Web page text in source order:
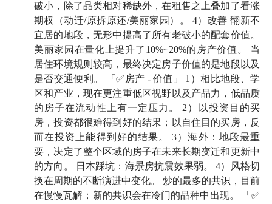
🍶 本期嘉宾
Nick：技术派买房者，公众号「趋势动物」主理人
大卫翁：播客「起朱楼宴宾客 」& 同名公众号主理人。
即刻：大卫翁
杨天楠：楼市专家、生活黑客，播客「听懂涨声」主理
人。即刻：杨天楠
🪂 时间戳
破小，除了品类相对稀缺外，在租售之上叠加了看涨
期权（动迁/原拆原还/美丽家园）。 4）改善 翻新不
宜居的地段，无形中提高了所有老破小的配套价值。
美丽家园在量化上提升了10%~20%的房产价值。 当
居住环境规则较高，最终决定房子价值的是地段以及
是否交通便利。 「✅房产 - 价值」 1）相比地段、学
区和产业，现在更注重低区视野以及产品力，低品质
的房子在流动性上有一定压力。 2）以投资目的买
房，投资都很难得到好的结果；以自住目的买房，反
而在投资上能得到好的结果。 3）海外：地段最重
要，决定了整个区域的房子在未来长期变迁和更新中
的方向。 日本踩坑：海景房抗震效果弱。 4）风格切
换在周期的不断演进中变化。 炒的最多的共识，目前
在慢慢瓦解；新的共识会在冷门的品种中出现。 「✅